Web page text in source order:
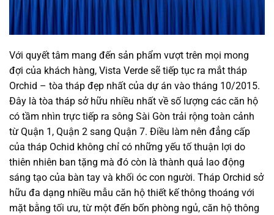
Với quyết tâm mang đến sản phẩm vượt trên mọi mong
đợi của khách hàng, Vista Verde sẽ tiếp tục ra mắt tháp
Orchid – tòa tháp đẹp nhất của dự án vào tháng 10/2015.
Đây là tòa tháp sở hữu nhiều nhất về số lượng các căn hộ
có tầm nhìn trực tiếp ra sông Sài Gòn trải rộng toàn cảnh
từ Quận 1, Quận 2 sang Quận 7. Điều làm nên đẳng cấp
của tháp Ochid không chỉ có những yếu tố thuận lợi do
thiên nhiên ban tặng mà đó còn là thành quả lao động
sáng tạo của bàn tay và khối óc con người. Tháp Orchid sở
hữu đa dạng nhiều mẫu căn hộ thiết kế thông thoáng với
mặt bằng tối ưu, từ một đến bốn phòng ngủ, căn hộ thông